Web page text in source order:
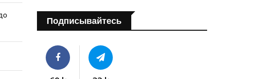
Подписывайтесь